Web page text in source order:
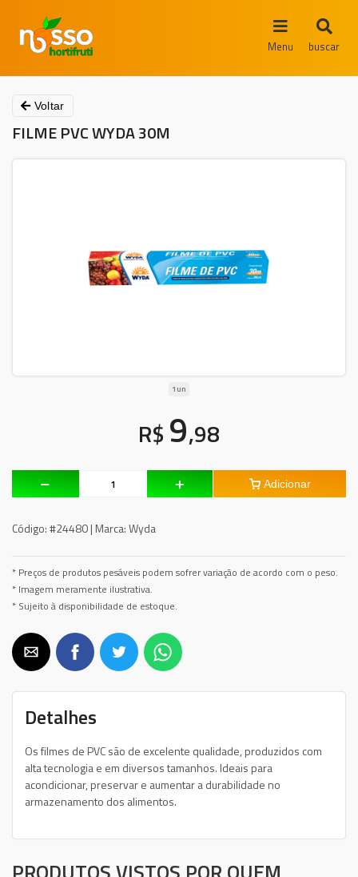
Menu buscar
Voltar
FILME PVC WYDA 30M
1un
R$ 9,98
Adicionar
Código:#24480 | Marca:Wyda
* Preços de produtos pesáveis podem sofrer variação de acordo com o peso.
* Imagem meramente ilustrativa.
* Sujeito à disponibilidade de estoque.
Detalhes
Os filmes de PVC são de excelente qualidade, produzidos com
alta tecnologia e em diversos tamanhos. Ideais para
acondicionar, preservar e aumentar a durabilidade no
armazenamento dos alimentos.